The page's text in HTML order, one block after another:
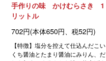
手作りの味 かけむらさき 1
リットル
702円(本体650円、税52円)
【特徴】塩分を控えて仕込んだこい
くち醤油とたまり醤油にみりん、だ